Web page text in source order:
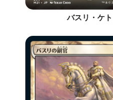
バスリ・ケト